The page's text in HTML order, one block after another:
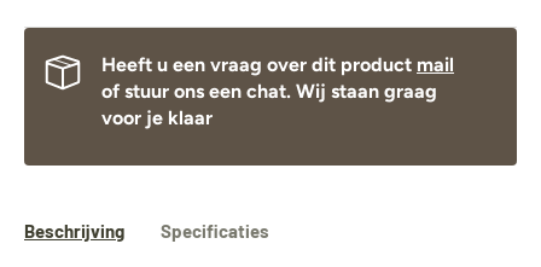
Heeft u een vraag over dit product mail
of stuur ons een chat. Wij staan graag
voor je klaar
Beschrijving Specificaties